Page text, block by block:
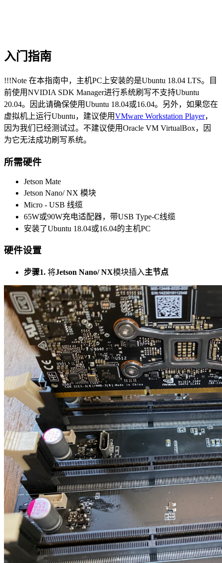
入门指南
!!!Note 在本指南中，主机PC上安装的是Ubuntu 18.04 LTS。目
前使用NVIDIA SDK Manager进行系统刷写不支持Ubuntu
20.04。因此请确保使用Ubuntu 18.04或16.04。另外，如果您在
虚拟机上运行Ubuntu，建议使用VMware Workstation Player，
因为我们已经测试过。不建议使用Oracle VM VirtualBox，因
为它无法成功刷写系统。
所需硬件
Jetson Mate
Jetson Nano/ NX 模块
Micro - USB 线缆
65W或90W充电适配器，带USB Type-C线缆
安装了Ubuntu 18.04或16.04的主机PC
硬件设置
步骤1. 将Jetson Nano/ NX模块插入主节点